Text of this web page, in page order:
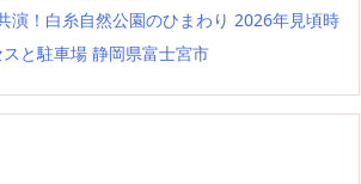
演！白糸自然公園のひまわり 2026年見頃時
と駐車場 静岡県富士宮市